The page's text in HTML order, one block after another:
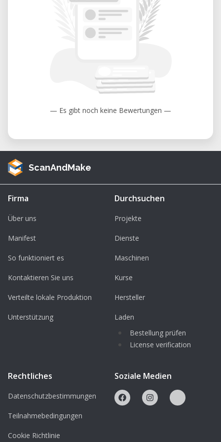
Pour vous inscrire, envoyez un email à :
nicolas.zufferey[at]fablab-riviera.ch
Considérez-vous inscrit.e dès l’envoi de votre
— Es gibt noch keine Bewertungen —
ScanAndMake
Firma
Über uns
Manifest
So funktioniert es
Kontaktieren Sie uns
Verteilte lokale Produktion
Unterstützung
Durchsuchen
Projekte
Dienste
Maschinen
Kurse
Hersteller
Laden
Bestellung prüfen
License verification
Rechtliches
Datenschutzbestimmungen
Teilnahmebedingungen
Cookie Richtlinie
Soziale Medien